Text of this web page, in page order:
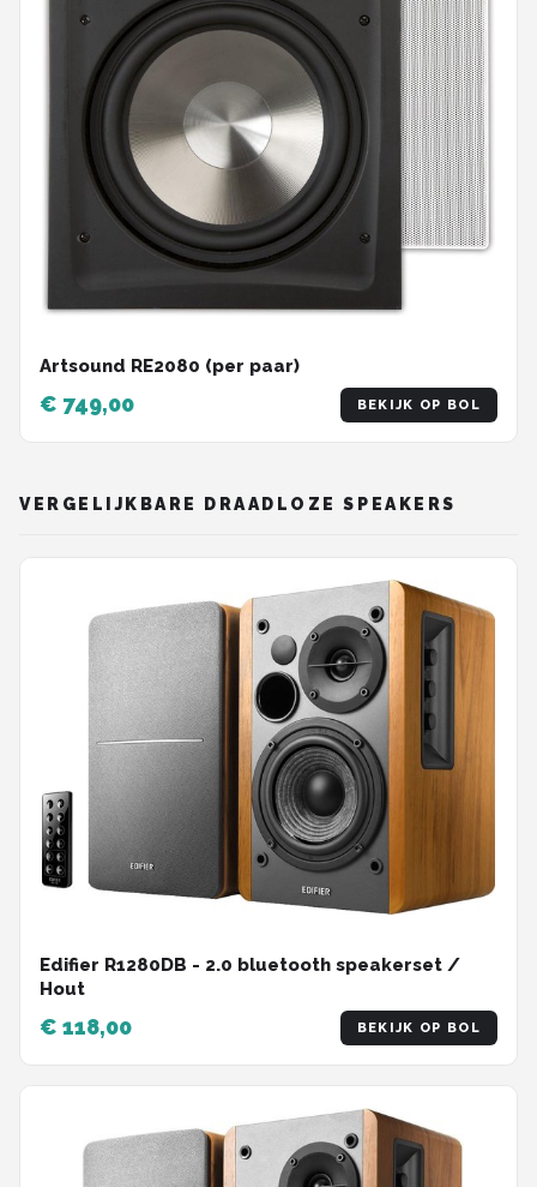
Artsound RE2080 (per paar)
€ 749,00 BEKIJK OP BOL
VERGELIJKBARE DRAADLOZE SPEAKERS
Edifier R1280DB - 2.0 bluetooth speakerset /
Hout
€ 118,00 BEKIJK OP BOL